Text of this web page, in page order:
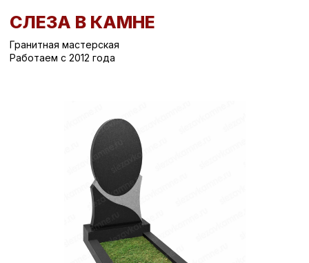
СЛЕЗА В КАМНЕ
Работаем с 2012 года
Вернуться назад / Вертикальные памятники на могилу
Памятник на могилу СК-62